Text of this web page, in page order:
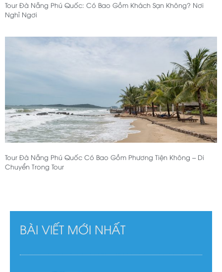
Tour Đà Nẵng Phú Quốc: Có Bao Gồm Khách Sạn Không? Nơi
Nghỉ Ngơi
Tour Đà Nẵng Phú Quốc Có Bao Gồm Phương Tiện Không – Di
Chuyển Trong Tour
BÀI VIẾT MỚI NHẤT